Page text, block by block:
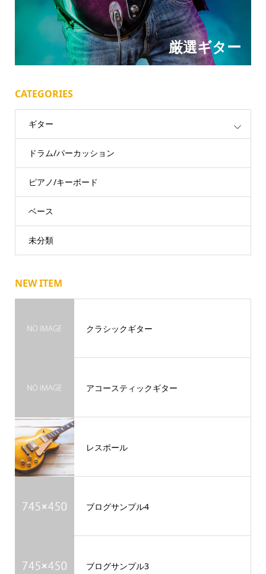
厳選ギター
CATEGORIES
ギター
ドラム/パーカッション
ピアノ/キーボード
ベース
未分類
NEW ITEM
クラシックギター
アコースティックギター
レスポール
ブログサンプル4
ブログサンプル3